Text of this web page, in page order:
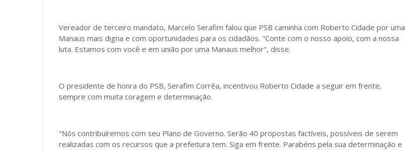
Vereador de terceiro mandato, Marcelo Serafim falou que PSB caminha com Roberto Cidade por uma
Manaus mais digna e com oportunidades para os cidadãos. "Conte com o nosso apoio, com a nossa
luta. Estamos com você e em união por uma Manaus melhor", disse.
O presidente de honra do PSB, Serafim Corrêa, incentivou Roberto Cidade a seguir em frente,
sempre com muita coragem e determinação.
"Nós contribuíremos com seu Plano de Governo. Serão 40 propostas factíveis, possíveis de serem
realizadas com os recursos que a prefeitura tem. Siga em frente. Parabéns pela sua determinação e